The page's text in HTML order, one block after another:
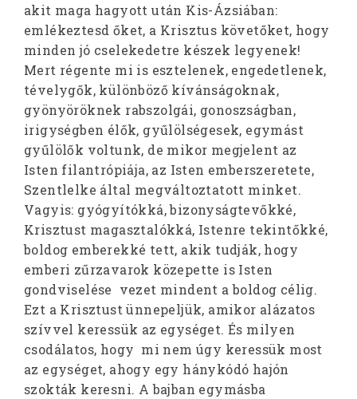
akit maga hagyott után Kis-Ázsiában:
emlékeztesd őket, a Krisztus követőket, hogy
minden jó cselekedetre készek legyenek!
Mert régente mi is esztelenek, engedetlenek,
tévelygők, különböző kívánságoknak,
gyönyöröknek rabszolgái, gonoszságban,
irigységben élők, gyűlölségesek, egymást
gyűlölők voltunk, de mikor megjelent az
Isten filantrópiája, az Isten emberszeretete,
Szentlelke által megváltoztatott minket.
Vagyis: gyógyítókká, bizonyságtevőkké,
Krisztust magasztalókká, Istenre tekintőkké,
boldog emberekké tett, akik tudják, hogy
emberi zűrzavarok közepette is Isten
gondviselése vezet mindent a boldog célig.
Ezt a Krisztust ünnepeljük, amikor alázatos
szívvel keressük az egységet. És milyen
csodálatos, hogy mi nem úgy keressük most
az egységet, ahogy egy hánykódó hajón
szokták keresni. A bajban egymásba